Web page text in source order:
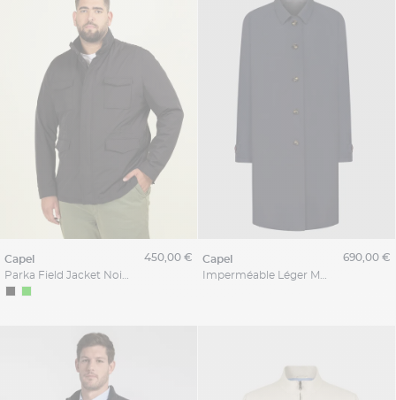
capel
450,00 €
capel
690,00 €